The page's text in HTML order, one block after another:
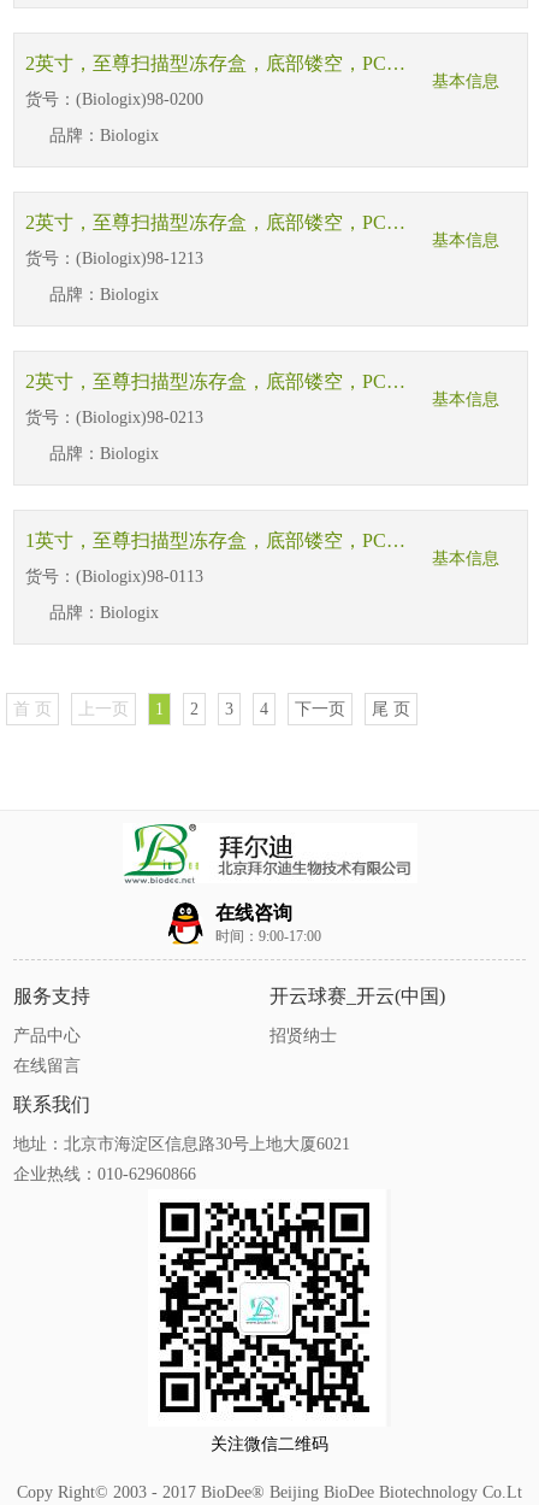
2英寸，至尊扫描型冻存盒，底部镂空，PC，蓝色，100格，适配2.0 内外旋至尊冻存管，外部尺寸：136*136*52mm，侧面带二维码+直读码，耐受-196℃ ~121℃，3个/袋，2袋/盒
基本信息
货号： (Biologix)98-0200
品牌： Biologix
2英寸，至尊扫描型冻存盒，底部镂空，PC，蓝色，81格，适配2.0 内外旋至尊冻存管，外部尺寸：133*133*52mm，侧面带二维码+直读码，耐受-196℃ ~121℃，3个/袋，2袋/盒
基本信息
货号： (Biologix)98-1213
品牌： Biologix
2英寸，至尊扫描型冻存盒，底部镂空，PC，蓝色，100格，适配1.0ml、1.5ml至尊冷冻管，外部尺寸：133*133*52mm，侧面带二维码+直读码，耐受-196℃ ~121℃，3个/袋，2袋/盒，2盒/箱
基本信息
货号： (Biologix)98-0213
品牌： Biologix
1英寸，至尊扫描型冻存盒，底部镂空，PC，蓝色，100格，外部尺寸：133*133*36mm，侧面带二维码+直读码，耐受-196℃ ~121℃，3个/袋，2袋/盒，2盒/箱，
基本信息
货号： (Biologix)98-0113
品牌： Biologix
首 页 上一页 1 2 3 4 下一页 尾 页
在线咨询
时间：9:00-17:00
服务支持
产品中心
在线留言
开云球赛_开云(中国)
招贤纳士
联系我们
地址：北京市海淀区信息路30号上地大厦6021
企业热线：010-62960866
关注微信二维码
Copy Right© 2003 - 2017 BioDee® Beijing BioDee Biotechnology Co.Lt